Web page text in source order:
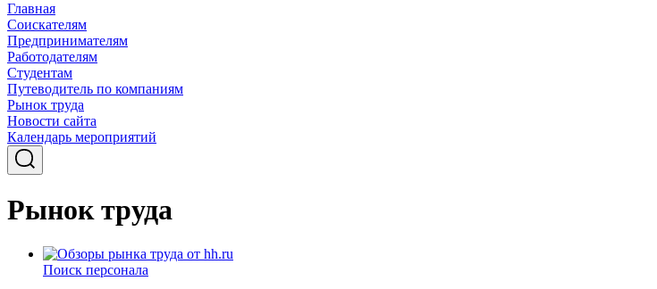
Главная
Соискателям
Предпринимателям
Работодателям
Студентам
Путеводитель по компаниям
Рынок труда
Новости сайта
Календарь мероприятий
Рынок труда
Поиск персонала